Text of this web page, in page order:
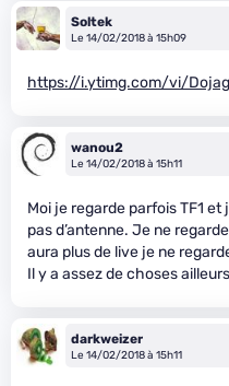
Soltek
Le 14/02/2018 à 15h09
https://i.ytimg.com/vi/
wanou2
Le 14/02/2018 à 15h11
Moi je regarde parfois TF1 et
pas d’antenne. Je ne
aura plus de live je ne
Il y a assez de choses
darkweizer
Le 14/02/2018 à 15h11